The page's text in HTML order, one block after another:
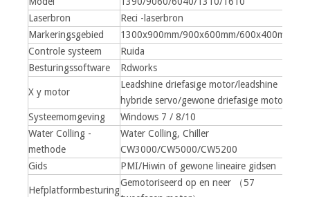
Laserbron
Reci -laserbron
Markeringsgebied
1300x900mm/900x600mm/600x400mm
Controle systeem
Ruida
Besturingssoftware
Rdworks
X y motor
Leadshine driefasige motor/leadshine
hybride servo/gewone driefasige motor
Systeemomgeving
Windows 7 / 8/10
Water Colling -
methode
Water Colling, Chiller
CW3000/CW5000/CW5200
Gids
PMI/Hiwin of gewone lineaire gidsen
Hefplatformbesturing
Gemotoriseerd op en neer （57